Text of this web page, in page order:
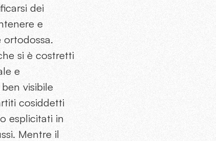
dei
e
si è costretti
e
visibile
cosiddetti
esplicitati in
Mentre il